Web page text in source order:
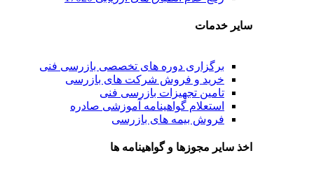
سایر خدمات
برگزاری دوره های تخصصی بازرسی فنی
خرید و فروش شرکت های بازرسی
تامین تجهیزات بازرسی فنی
استعلام گواهینامه آموزشی صادره
فروش بیمه های بازرسی
اخذ سایر مجوزها و گواهینامه ها